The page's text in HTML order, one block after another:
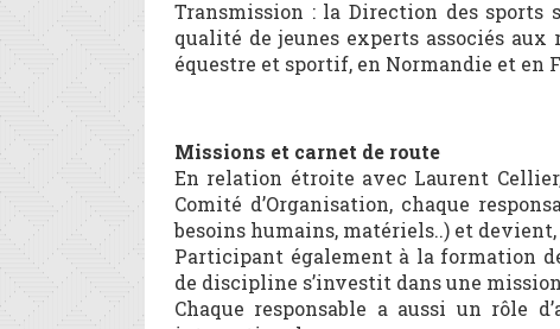
Transmission : la Direction des sports
qualité de jeunes experts associés
équestre et sportif, en Normandie et en
Missions et carnet de route
En relation étroite avec Laurent
Comité d’Organisation, chaque
besoins humains, matériels..) et
Participant également à la formation
de discipline s’investit dans une
Chaque responsable a aussi un rôle